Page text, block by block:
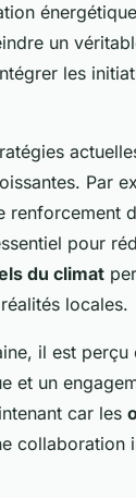
un
les
Par
pour
du climat
locales.
il est
et un
car les
collaboration